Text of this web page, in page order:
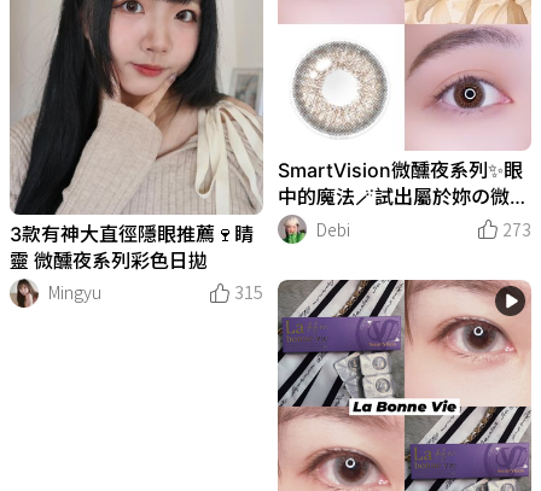
3款有神大直徑隱眼推薦🍷睛
靈 微醺夜系列彩色日拋
Mingyu
315
SmartVision微醺夜系列✨眼
中的魔法🪄試出屬於妳の微醺
夜美眸👁️🍸
Debi 273